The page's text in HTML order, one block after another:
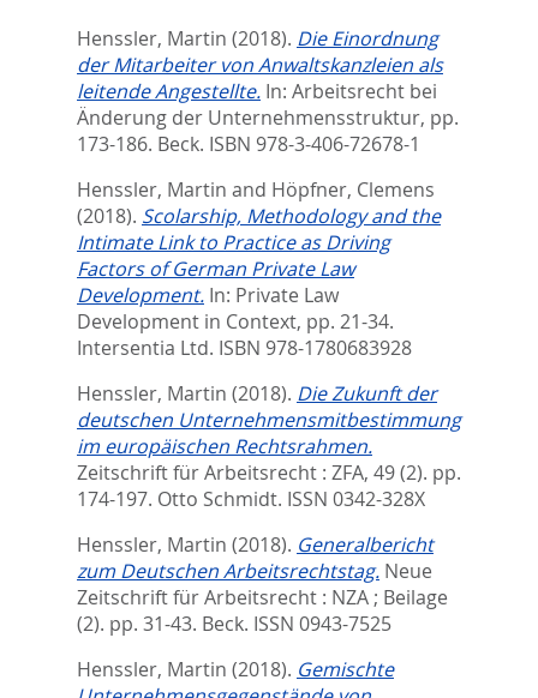
Henssler, Martin (2018). Die Einordnung
der Mitarbeiter von Anwaltskanzleien als
leitende Angestellte. In: Arbeitsrecht bei
Änderung der Unternehmensstruktur, pp.
173-186. Beck. ISBN 978-3-406-72678-1
Henssler, Martin and Höpfner, Clemens
(2018). Scolarship, Methodology and the
Intimate Link to Practice as Driving
Factors of German Private Law
Development. In: Private Law
Development in Context, pp. 21-34.
Intersentia Ltd. ISBN 978-1780683928
Henssler, Martin (2018). Die Zukunft der
deutschen Unternehmensmitbestimmung
im europäischen Rechtsrahmen.
Zeitschrift für Arbeitsrecht : ZFA, 49 (2). pp.
174-197. Otto Schmidt. ISSN 0342-328X
Henssler, Martin (2018). Generalbericht
zum Deutschen Arbeitsrechtstag. Neue
Zeitschrift für Arbeitsrecht : NZA ; Beilage
(2). pp. 31-43. Beck. ISSN 0943-7525
Henssler, Martin (2018). Gemischte